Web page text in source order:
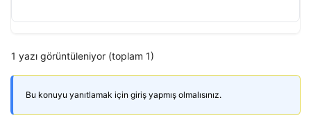
1 yazı görüntüleniyor (toplam 1)
Bu konuyu yanıtlamak için giriş yapmış olmalısınız.